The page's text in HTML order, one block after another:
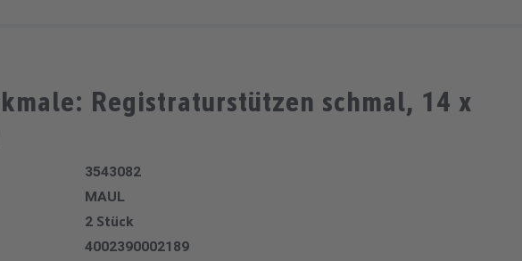
Registraturstützen schmal, 14 x
3543082
MAUL
2 Stück
4002390002189